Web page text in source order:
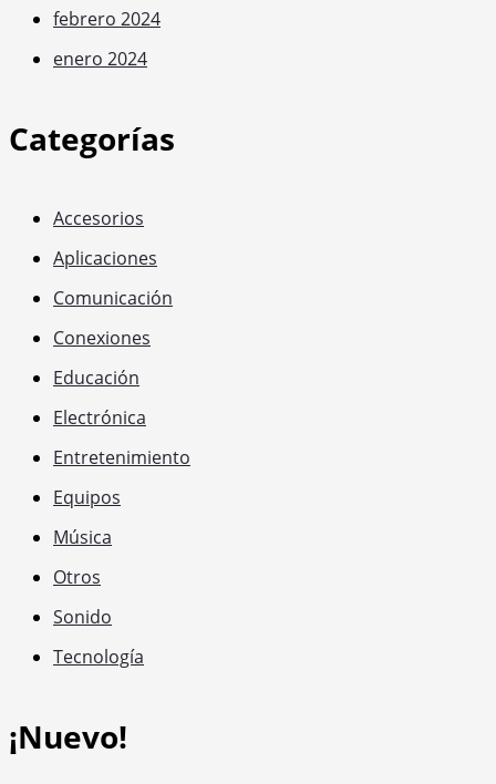
febrero 2024
enero 2024
Categorías
Accesorios
Aplicaciones
Comunicación
Conexiones
Educación
Electrónica
Entretenimiento
Equipos
Música
Otros
Sonido
Tecnología
¡Nuevo!